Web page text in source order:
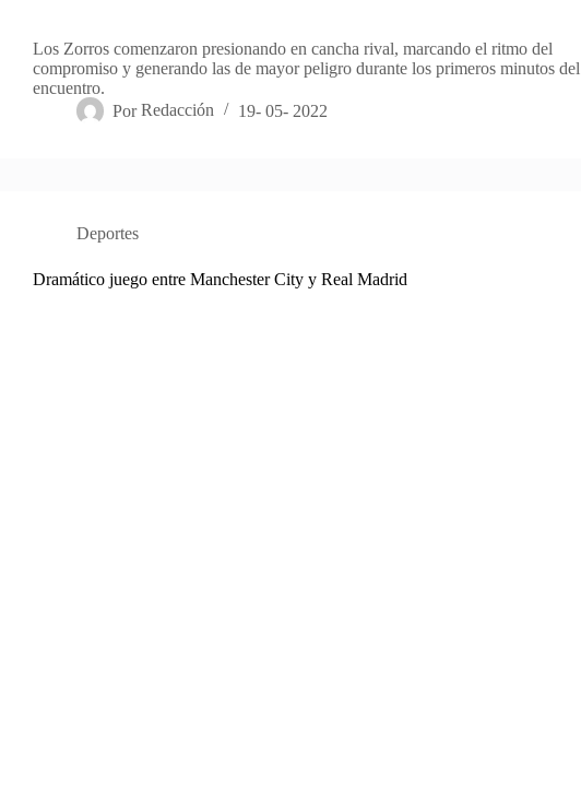
Los Zorros comenzaron presionando en cancha rival, marcando el ritmo del
compromiso y generando las de mayor peligro durante los primeros minutos del
encuentro.
Por Redacción 19- 05- 2022
Deportes
Dramático juego entre Manchester City y Real Madrid